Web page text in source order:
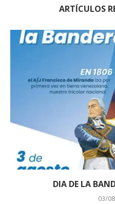
ARTÍCULOS
DIA DE LA
03/